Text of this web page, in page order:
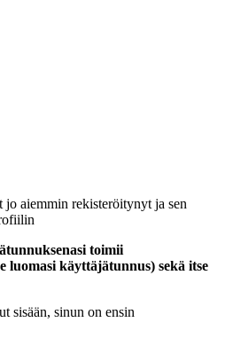
jo aiemmin rekisteröitynyt ja sen
toimii
luomasi käyttäjätunnus) sekä itse
sisään, sinun on ensin